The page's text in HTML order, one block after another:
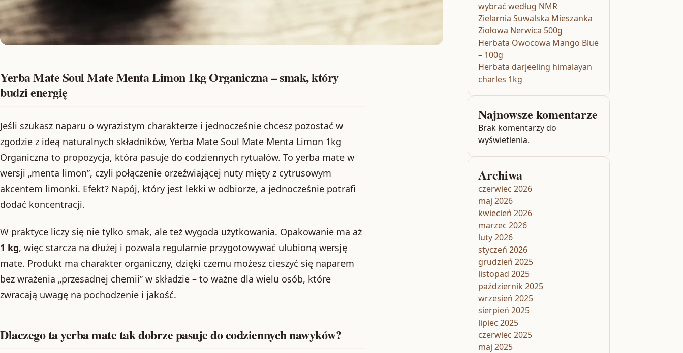
Yerba Mate Soul Mate Menta Limon 1kg Organiczna – smak, który
budzi energię
Jeśli szukasz naparu o wyrazistym charakterze i jednocześnie chcesz pozostać w
zgodzie z ideą naturalnych składników, Yerba Mate Soul Mate Menta Limon 1kg
Organiczna to propozycja, która pasuje do codziennych rytuałów. To yerba mate w
wersji „menta limon”, czyli połączenie orzeźwiającej nuty mięty z cytrusowym
akcentem limonki. Efekt? Napój, który jest lekki w odbiorze, a jednocześnie potrafi
dodać koncentracji.
W praktyce liczy się nie tylko smak, ale też wygoda użytkowania. Opakowanie ma aż
1 kg, więc starcza na dłużej i pozwala regularnie przygotowywać ulubioną wersję
mate. Produkt ma charakter organiczny, dzięki czemu możesz cieszyć się naparem
bez wrażenia „przesadnej chemii” w składzie – to ważne dla wielu osób, które
zwracają uwagę na pochodzenie i jakość.
Dlaczego ta yerba mate tak dobrze pasuje do codziennych nawyków?
wybrać według NMR
Zielarnia Suwalska Mieszanka
Ziołowa Nerwica 500g
Herbata Owocowa Mango Blue
– 100g
Herbata darjeeling himalayan
charles 1kg
Najnowsze komentarze
Brak komentarzy do
wyświetlenia.
Archiwa
czerwiec 2026
maj 2026
kwiecień 2026
marzec 2026
luty 2026
styczeń 2026
grudzień 2025
listopad 2025
październik 2025
wrzesień 2025
sierpień 2025
lipiec 2025
czerwiec 2025
maj 2025